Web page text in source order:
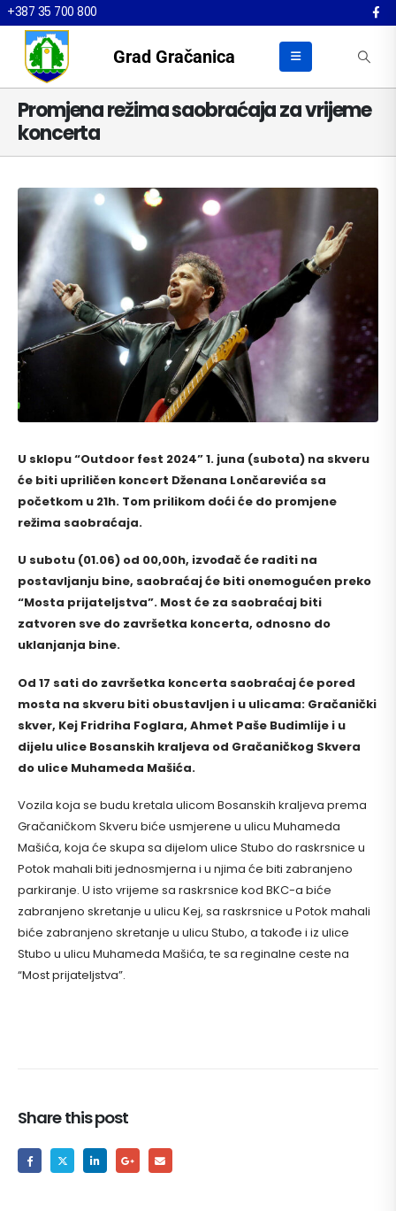
+387 35 700 800
Grad Gračanica
Promjena režima saobraćaja za vrijeme
koncerta
U sklopu “Outdoor fest 2024” 1. juna (subota) na skveru
će biti upriličen koncert Dženana Lončarevića sa
početkom u 21h. Tom prilikom doći će do promjene
režima saobraćaja.
U subotu (01.06) od 00,00h, izvođač će raditi na
postavljanju bine, saobraćaj će biti onemogućen preko
“Mosta prijateljstva”. Most će za saobraćaj biti
zatvoren sve do završetka koncerta, odnosno do
uklanjanja bine.
Od 17 sati do završetka koncerta saobraćaj će pored
mosta na skveru biti obustavljen i u ulicama: Gračanički
skver, Kej Fridriha Foglara, Ahmet Paše Budimlije i u
dijelu ulice Bosanskih kraljeva od Gračaničkog Skvera
do ulice Muhameda Mašića.
Vozila koja se budu kretala ulicom Bosanskih kraljeva prema
Gračaničkom Skveru biće usmjerene u ulicu Muhameda
Mašića, koja će skupa sa dijelom ulice Stubo do raskrsnice u
Potok mahali biti jednosmjerna i u njima će biti zabranjeno
parkiranje. U isto vrijeme sa raskrsnice kod BKC-a biće
zabranjeno skretanje u ulicu Kej, sa raskrsnice u Potok mahali
biće zabranjeno skretanje u ulicu Stubo, a takođe i iz ulice
Stubo u ulicu Muhameda Mašića, te sa reginalne ceste na
“Most prijateljstva”.
Share this post